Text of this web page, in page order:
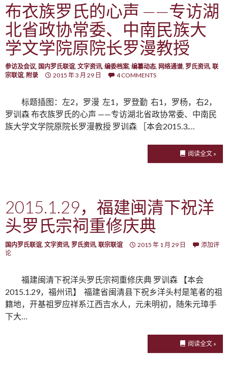
布衣族罗氏的心声 ——专访湖
北省政协常委、中南民族大
学文学院原院长罗漫教授
参访及会议, 国内罗氏联谊, 文字资讯, 编委档案, 编纂动态, 网络通谱, 罗氏资讯, 联
宗联谊, 附录 2015 年 3 月 29 日 4 COMMENTS
标题插图：左2，罗漫 左1，罗登勤 右1，罗杨，右2，
罗训森 布衣族罗氏的心声 ——专访湖北省政协常委、中南民
族大学文学院原院长罗漫教授 罗训森 ［本会2015.3.…
阅读全文 »
2015.1.29，福建闽清下祝洋
头罗氏宗祠重修庆典
国内罗氏联谊, 文字资讯, 罗氏资讯, 联宗联谊 2015 年 1 月 29 日
添加评
论
福建闽清下祝洋头罗氏宗祠重修庆典 罗训森 【本会
2015.1.29，福州讯】 福建省闽清县下祝乡洋头村是笔者的祖
籍地，开基祖罗应祥系江西吉水人，元未明初，随朱元璋手
下大…
阅读全文 »